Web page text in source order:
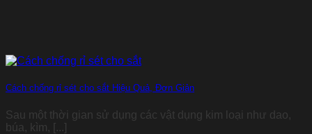
Cách chống rỉ sét cho sắt Hiệu Quả, Đơn Giản
Sau một thời gian sử dụng các vật dụng kim loại như dao,
búa, kìm, [...]